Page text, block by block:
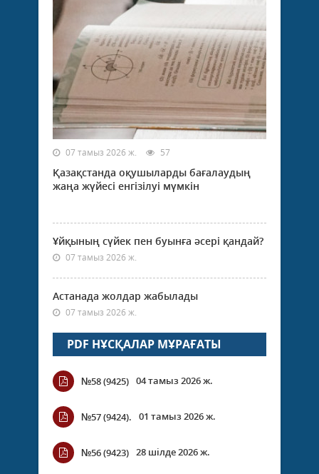
07 тамыз 2026 ж. 57
Қазақстанда оқушыларды бағалаудың
жаңа жүйесі енгізілуі мүмкін
Ұйқының сүйек пен буынға әсері қандай?
07 тамыз 2026 ж.
Астанада жолдар жабылады
07 тамыз 2026 ж.
PDF НҰСҚАЛАР МҰРАҒАТЫ
№58 (9425) 04 тамыз 2026 ж.
№57 (9424). 01 тамыз 2026 ж.
№56 (9423) 28 шілде 2026 ж.